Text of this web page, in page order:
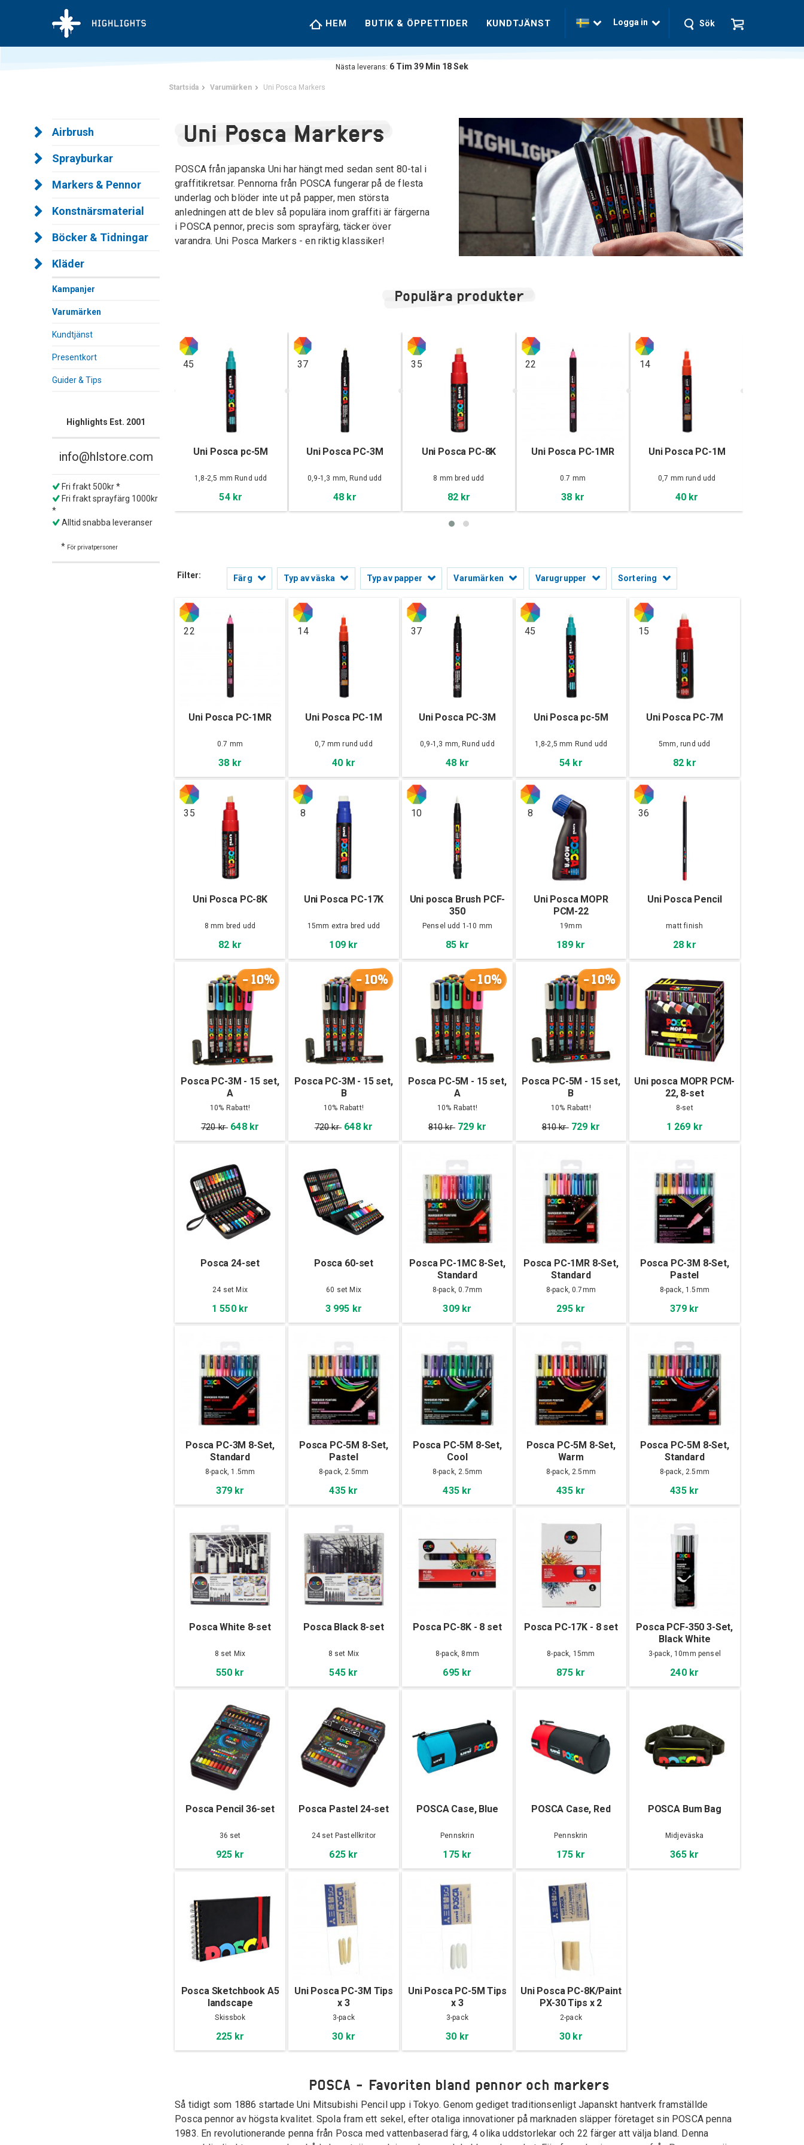
HEM BUTIK & ÖPPETTIDER KUNDTJÄNST Logga in Sök
Nästa leverans: 6 Tim 39 Min 17Sek
Airbrush
Sprayburkar
Markers & Pennor
Konstnärsmaterial
Böcker & Tidningar
Kläder
Kampanjer
Varumärken
Kundtjänst
Presentkort
Guider & Tips
Highlights Est. 2001
info@hlstore.com
Fri frakt 500kr *
Fri frakt sprayfärg 1000kr
*
Alltid snabba leveranser
* För privatpersoner
Startsida Varumärken Uni Posca Markers
Uni Posca Markers
POSCA från japanska Uni har hängt med sedan sent 80-tal i
graffitikretsar. Pennorna från POSCA fungerar på de flesta
underlag och blöder inte ut på papper, men största
anledningen att de blev så populära inom graffiti är färgerna
i POSCA pennor, precis som sprayfärg, täcker över
varandra. Uni Posca Markers - en riktig klassiker!
Populära produkter
45
Uni Posca pc-5M
1,8-2,5 mm Rund udd
54 kr
37
Uni Posca PC-3M
0,9-1,3 mm, Rund udd
48 kr
35
Uni Posca PC-8K
8 mm bred udd
82 kr
22
Uni Posca PC-1MR
0.7 mm
38 kr
14
Uni Posca PC-1M
0,7 mm rund udd
40 kr
Filter: Färg Typ av väska Typ av papper Varumärken Varugrupper Sortering
22
Uni Posca PC-1MR
0.7 mm
38 kr
14
Uni Posca PC-1M
0,7 mm rund udd
40 kr
37
Uni Posca PC-3M
0,9-1,3 mm, Rund udd
48 kr
45
Uni Posca pc-5M
1,8-2,5 mm Rund udd
54 kr
15
Uni Posca PC-7M
5mm, rund udd
82 kr
35
Uni Posca PC-8K
8 mm bred udd
82 kr
8
Uni Posca PC-17K
15mm extra bred udd
109 kr
10
Uni posca Brush PCF-
350
Pensel udd 1-10 mm
85 kr
8
Uni Posca MOPR
PCM-22
19mm
189 kr
36
Uni Posca Pencil
matt finish
28 kr
-10%
Posca PC-3M - 15 set,
A
10% Rabatt!
720 kr 648 kr
-10%
Posca PC-3M - 15 set,
B
10% Rabatt!
720 kr 648 kr
-10%
Posca PC-5M - 15 set,
A
10% Rabatt!
810 kr 729 kr
-10%
Posca PC-5M - 15 set,
B
10% Rabatt!
810 kr 729 kr
Uni posca MOPR PCM-
22, 8-set
8-set
1 269 kr
Posca 24-set
24 set Mix
1 550 kr
Posca 60-set
60 set Mix
3 995 kr
Posca PC-1MC 8-Set,
Standard
8-pack, 0.7mm
309 kr
Posca PC-1MR 8-Set,
Standard
8-pack, 0.7mm
295 kr
Posca PC-3M 8-Set,
Pastel
8-pack, 1.5mm
379 kr
Posca PC-3M 8-Set,
Standard
8-pack, 1.5mm
379 kr
Posca PC-5M 8-Set,
Pastel
8-pack, 2.5mm
435 kr
Posca PC-5M 8-Set,
Cool
8-pack, 2.5mm
435 kr
Posca PC-5M 8-Set,
Warm
8-pack, 2.5mm
435 kr
Posca PC-5M 8-Set,
Standard
8-pack, 2.5mm
435 kr
Posca White 8-set
8 set Mix
550 kr
Posca Black 8-set
8 set Mix
545 kr
Posca PC-8K - 8 set
8-pack, 8mm
695 kr
Posca PC-17K - 8 set
8-pack, 15mm
875 kr
Posca PCF-350 3-Set,
Black White
3-pack, 10mm pensel
240 kr
Posca Pencil 36-set
36 set
925 kr
Posca Pastel 24-set
24 set Pastellkritor
625 kr
POSCA Case, Blue
Pennskrin
175 kr
POSCA Case, Red
Pennskrin
175 kr
POSCA Bum Bag
Midjeväska
365 kr
Posca Sketchbook A5
landscape
Skissbok
225 kr
Uni Posca PC-3M Tips
x 3
3-pack
30 kr
Uni Posca PC-5M Tips
x 3
3-pack
30 kr
Uni Posca PC-8K/Paint
PX-30 Tips x 2
2-pack
30 kr
POSCA - Favoriten bland pennor och markers
Så tidigt som 1886 startade Uni Mitsubishi Pencil upp i Tokyo. Genom gediget traditionsenligt Japanskt hantverk framställde
Posca pennor av högsta kvalitet. Spola fram ett sekel, efter otaliga innovationer på marknaden släpper företaget sin POSCA penna
1983. En revolutionerande penna från Posca med vattenbaserad färg, 4 olika uddstorlekar och 22 färger att välja bland. Denna